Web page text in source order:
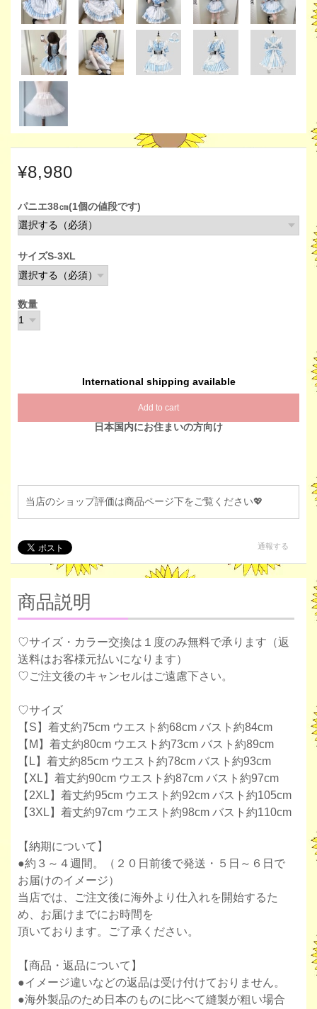
¥8,980
パニエ38㎝(1個の値段です)
サイズS-3XL
数量
International shipping available
Add to cart
日本国内にお住まいの方向け
当店のショップ評価は商品ページ下をご覧ください💖
通報する
商品説明
♡サイズ・カラー交換は１度のみ無料で承ります（返
送料はお客様元払いになります）
♡ご注文後のキャンセルはご遠慮下さい。
♡サイズ
【S】着丈約75cm ウエスト約68cm バスト約84cm
【M】着丈約80cm ウエスト約73cm バスト約89cm
【L】着丈約85cm ウエスト約78cm バスト約93cm
【XL】着丈約90cm ウエスト約87cm バスト約97cm
【2XL】着丈約95cm ウエスト約92cm バスト約105cm
【3XL】着丈約97cm ウエスト約98cm バスト約110cm
【納期について】
●約３～４週間。（２０日前後で発送・５日～６日で
お届けのイメージ）
当店では、ご注文後に海外より仕入れを開始するた
め、お届けまでにお時間を
頂いております。ご了承ください。
【商品・返品について】
●イメージ違いなどの返品は受け付けておりません。
●海外製品のため日本のものに比べて縫製が粗い場合